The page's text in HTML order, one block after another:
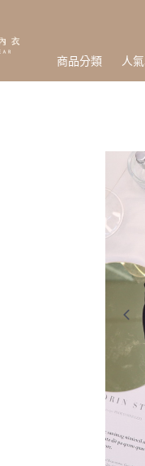
商品分類 人